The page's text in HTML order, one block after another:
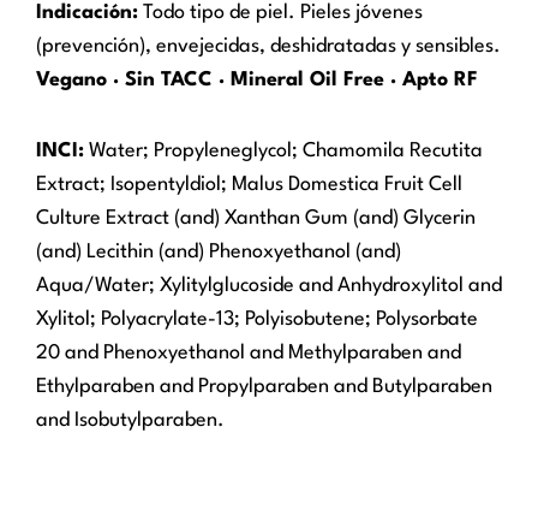
Indicación: Todo tipo de piel. Pieles jóvenes
(prevención), envejecidas, deshidratadas y sensibles.
Vegano · Sin TACC · Mineral Oil Free · Apto RF
INCI: Water; Propyleneglycol; Chamomila Recutita
Extract; Isopentyldiol; Malus Domestica Fruit Cell
Culture Extract (and) Xanthan Gum (and) Glycerin
(and) Lecithin (and) Phenoxyethanol (and)
Aqua/Water; Xylitylglucoside and Anhydroxylitol and
Xylitol; Polyacrylate-13; Polyisobutene; Polysorbate
20 and Phenoxyethanol and Methylparaben and
Ethylparaben and Propylparaben and Butylparaben
and Isobutylparaben.